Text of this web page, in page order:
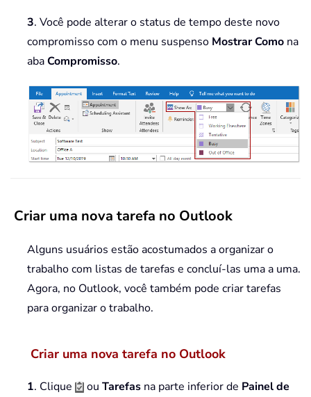
3. Você pode alterar o status de tempo deste novo
compromisso com o menu suspenso Mostrar Como na
abaCompromisso.
Criar uma nova tarefa no Outlook
Alguns usuários estão acostumados a organizar o
trabalho com listas de tarefas e concluí-las uma a uma.
Agora, no Outlook, você também pode criar tarefas
para organizar o trabalho.
Criar uma nova tarefa no Outlook
1. Clique ou Tarefas na parte inferior de Painel de